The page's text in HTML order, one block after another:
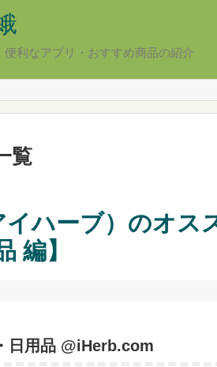
便利なアプリ・おすすめ商品の紹介
覧
ハーブ）のオス
編】
日用品 @iHerb.com